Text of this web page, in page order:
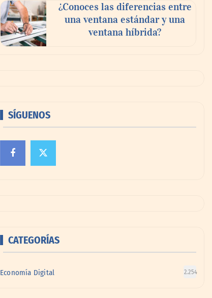
¿Conoces las diferencias entre
una ventana estándar y una
ventana híbrida?
SÍGUENOS
CATEGORÍAS
Economía Digital 2.254